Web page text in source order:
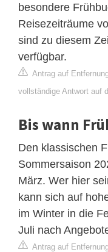
besondere
Reisezeiträume
sind zu diesem
verfügbar.
Antrag auf
vollständige Antwort auf
Bis wann
Den klassischen
Sommersaison
März. Wer hier
kann sich auf
im Winter in die
Juli nach
Antrag auf